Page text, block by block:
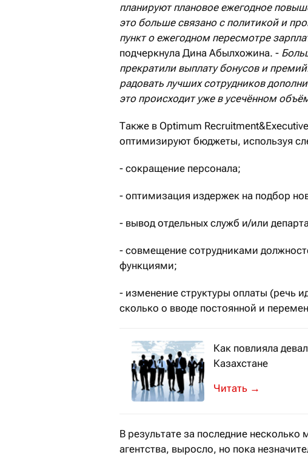
планируют плановое ежегодное
это больше связано с политикой и
пункт о ежегодном пересмотре
подчеркнула Дина Абылхожина. -
прекратили выплату бонусов и
радовать лучших сотрудников
это происходит уже в усечённом
Также в Optimum
оптимизируют бюджеты, используя
- сокращение персонала;
- оптимизация издержек на подбор
- вывод отдельных служб и/или
- совмещение сотрудниками
функциями;
- изменение структуры оплаты (речь
сколько о вводе постоянной и
Как повлияла
Казахстане
Тенденции
→
В результате за последние
агентства, выросло, но пока